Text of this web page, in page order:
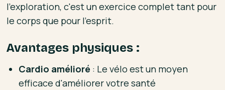
l'exploration, c'est un exercice complet tant pour
le corps que pour l'esprit.
Avantages physiques :
Cardio amélioré : Le vélo est un moyen
efficace d'améliorer votre santé